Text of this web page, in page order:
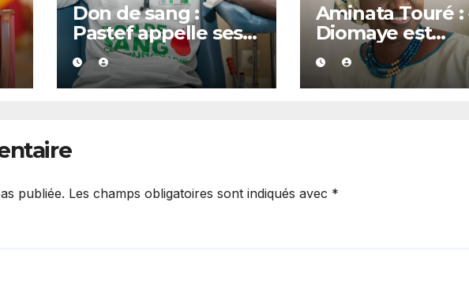
Don de sang :
Pastef appelle ses
militants,
sympathisants et
tous les citoyens à
Aminata Touré :
Diomaye est
majoritaire, il
dispose de plus
la moitié des
publiée. Les champs obligatoires sont indiqués avec *